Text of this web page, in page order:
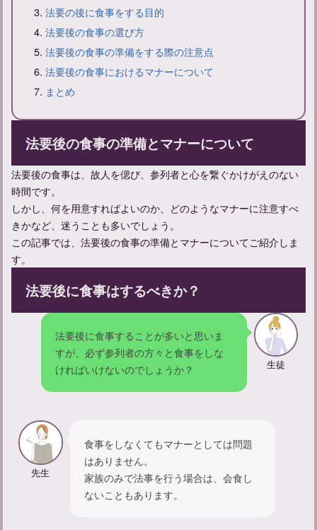
13回忌法要について：当日の流れ、服装、持ち物などを解説
【三回忌の香典返しマナーガイド】相場や品物選びとお礼の手紙
法要の後に食事をする目的
法要後の食事の選び方
法要後の食事の準備をする際の注意点
法要後の食事におけるマナーについて
まとめ
法要後の食事の準備とマナーについて
法要後の食事は、故人を偲び、参列者と心を繋ぐかけがえのない
時間です。
しかし、何を用意すればよいのか、どのようなマナーに注意すべ
きかなど、迷うことも多いでしょう。
この記事では、法要後の食事の準備とマナーについてご紹介しま
す。
法要後に食事はするべきか？
法要後に食事することが多いと思いま
すが、必ず参列者の方々と食事をしな
ければいけないのでしょうか？
生徒
先生
食事をしなくてもマナーとしては問題
はありません。
家族のみで法事を行う場合は、会食し
ないこともあります。